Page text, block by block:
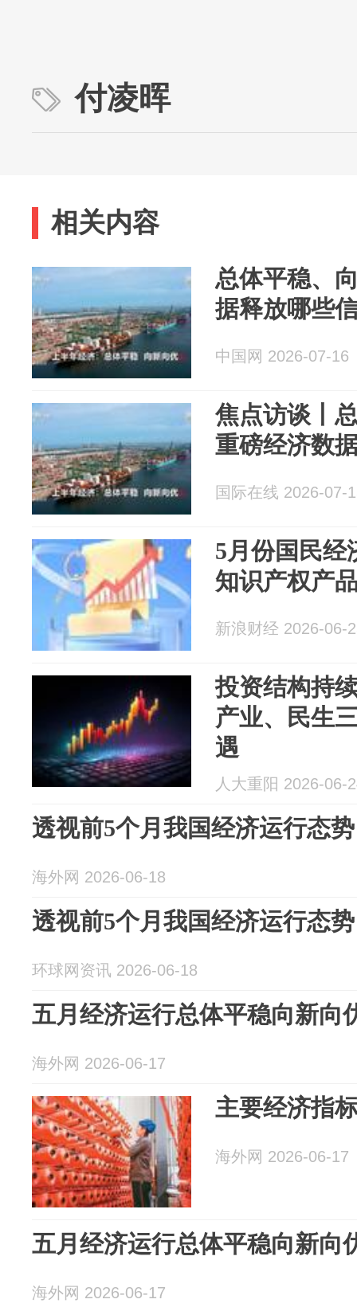
付凌晖
相关内容
总体平稳、
据释放哪些
中国网 2026-07-16
焦点访谈丨
重磅经济数
国际在线 2026-07-
5月份国民经
知识产权产
新浪财经 2026-06-
投资结构持
产业、民生
遇
人大重阳 2026-06-
透视前5个月我国经济运行态势
海外网 2026-06-18
透视前5个月我国经济运行态势
环球网资讯 2026-06-18
五月经济运行总体平稳向新向
海外网 2026-06-17
主要经济指
海外网 2026-06-17
五月经济运行总体平稳向新向
海外网 2026-06-17